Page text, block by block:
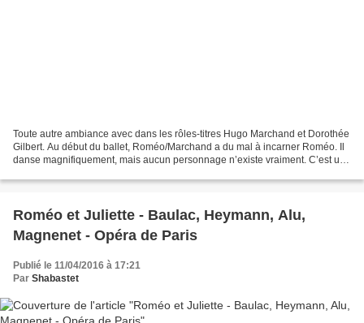
Toute autre ambiance avec dans les rôles-titres Hugo Marchand et Dorothée
Gilbert. Au début du ballet, Roméo/Marchand a du mal à incarner Roméo. Il
danse magnifiquement, mais aucun personnage n’existe vraiment. C’est un
Roméo et Juliette - Baulac, Heymann, Alu,
Magnenet - Opéra de Paris
Publié le 11/04/2016 à 17:21
Par Shabastet